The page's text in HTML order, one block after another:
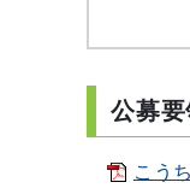
公募
こう